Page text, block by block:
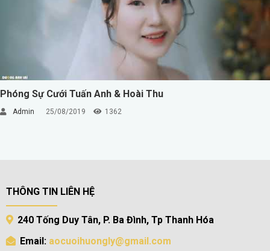
Phóng Sự Cưới Tuấn Anh & Hoài Thu
Admin 25/08/2019 1362
THÔNG TIN LIÊN HỆ
240 Tống Duy Tân, P. Ba Đình, Tp Thanh Hóa
Email: aocuoihuongly@gmail.com